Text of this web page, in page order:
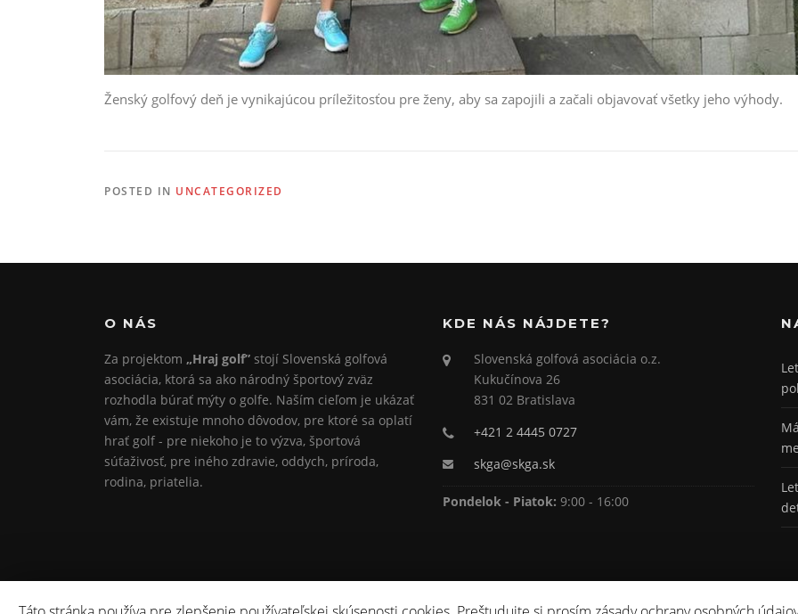
Ženský golfový deň je vynikajúcou príležitosťou pre ženy, aby sa zapojili a začali objavovať všetky jeho výhody.
POSTED IN UNCATEGORIZED
O NÁS
Za projektom „Hraj golf” stojí Slovenská golfová
asociácia, ktorá sa ako národný športový zväz
rozhodla búrať mýty o golfe. Naším cieľom je ukázať
vám, že existuje mnoho dôvodov, pre ktoré sa oplatí
hrať golf - pre niekoho je to výzva, športová
súťaživosť, pre iného zdravie, oddych, príroda,
rodina, priatelia.
KDE NÁS NÁJDETE?
Slovenská golfová asociácia o.z.
Kukučínova 26
831 02 Bratislava
+421 2 4445 0727
skga@skga.sk
Pondelok - Piatok: 9:00 - 16:00
Copyright © 2026 Hraj Golf. All Rights Reserved.